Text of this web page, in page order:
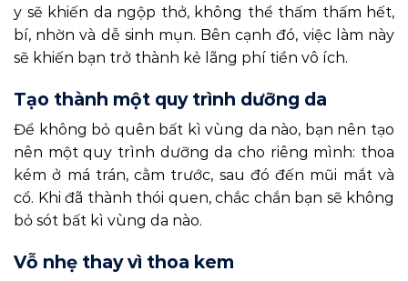
y sẽ khiến da ngộp thở, không thể thấm thấm hết,
bí, nhờn và dễ sinh mụn. Bên cạnh đó, việc làm này
sẽ khiến bạn trở thành kẻ lãng phí tiền vô ích.
Tạo thành một quy trình dưỡng da
Để không bỏ quên bất kì vùng da nào, bạn nên tạo
nên một quy trình dưỡng da cho riêng mình: thoa
kém ở má trán, cằm trước, sau đó đến mũi mắt và
cổ. Khi đã thành thói quen, chắc chắn bạn sẽ không
bỏ sót bất kì vùng da nào.
Vỗ nhẹ thay vì thoa kem